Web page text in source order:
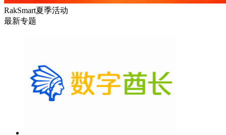
RakSmart夏季活动
最新专题